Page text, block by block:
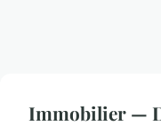
Immobilier —